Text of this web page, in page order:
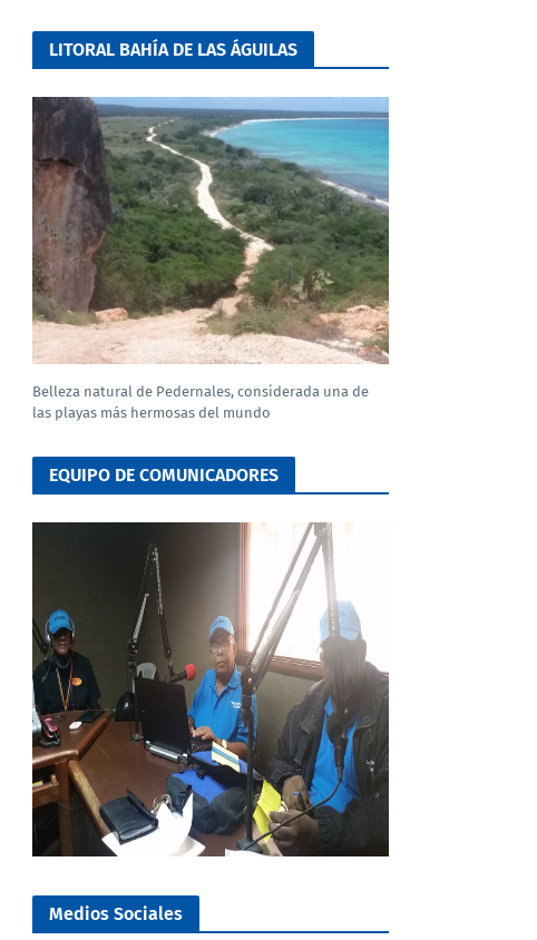
LITORAL BAHÍA DE LAS ÁGUILAS
Belleza natural de Pedernales, considerada una de
las playas más hermosas del mundo
EQUIPO DE COMUNICADORES
Medios Sociales